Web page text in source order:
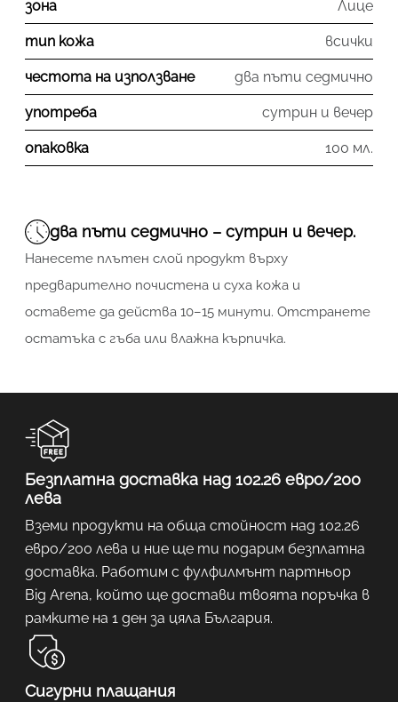
зона Лице
тип кожа всички
честота на използване два пъти седмично
употреба сутрин и вечер
опаковка 100 мл.
два пъти седмично – сутрин и вечер.
Нанесете плътен слой продукт върху
предварително почистена и суха кожа и
оставете да действа 10–15 минути. Отстранете
остатъка с гъба или влажна кърпичка.
Безплатна доставка над 102.26 евро/200
лева
Вземи продукти на обща стойност над 102.26
евро/200 лева и ние ще ти подарим безплатна
доставка. Работим с фулфилмънт партньор
Big Arena, който ще достави твоята поръчка в
рамките на 1 ден за цяла България.
Сигурни плащания